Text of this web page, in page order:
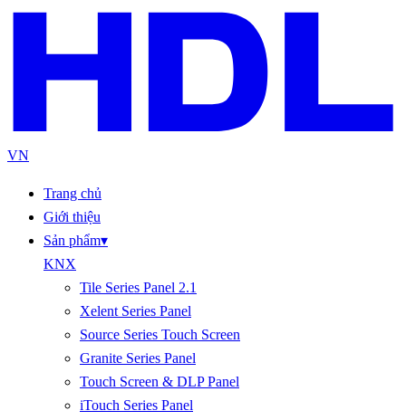
VN
Trang chủ
Giới thiệu
Sản phẩm▾
KNX
Tile Series Panel 2.1
Xelent Series Panel
Source Series Touch Screen
Granite Series Panel
Touch Screen & DLP Panel
iTouch Series Panel